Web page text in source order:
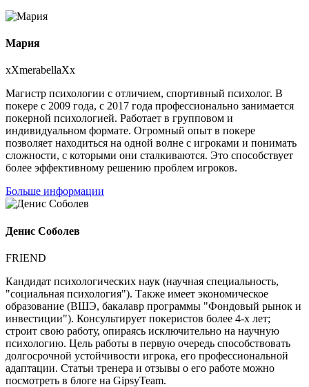
Мария
xXmerabellaXx
Магистр психологии с отличием, спортивный психолог. В
покере с 2009 года, с 2017 года профессионально занимается
покерной психологией. Работает в групповом и
индивидуальном формате. Огромный опыт в покере
позволяет находиться на одной волне с игроками и понимать
сложности, с которыми они сталкиваются. Это способствует
более эффективному решению проблем игроков.
Больше информации
Денис Соболев
FRIEND
Кандидат психологических наук (научная специальность,
"социальная психология"). Также имеет экономическое
образование (ВШЭ, бакалавр программы "Фондовый рынок и
инвестиции"). Консультирует покеристов более 4-х лет;
строит свою работу, опираясь исключительно на научную
психологию. Цель работы в первую очередь способствовать
долгосрочной устойчивости игрока, его профессиональной
адаптации. Статьи тренера и отзывы о его работе можно
посмотреть в блоге на GipsyTeam.